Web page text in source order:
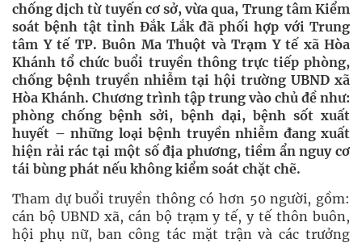
chống dịch từ tuyến cơ sở, vừa qua, Trung tâm Kiểm
soát bệnh tật tỉnh Đắk Lắk đã phối hợp với Trung
tâm Y tế TP. Buôn Ma Thuột và Trạm Y tế xã Hòa
Khánh tổ chức buổi truyền thông trực tiếp phòng,
chống bệnh truyền nhiễm tại hội trường UBND xã
Hòa Khánh. Chương trình tập trung vào chủ đề như:
phòng chống bệnh sởi, bệnh dại, bệnh sốt xuất
huyết – những loại bệnh truyền nhiễm đang xuất
hiện rải rác tại một số địa phương, tiềm ẩn nguy cơ
tái bùng phát nếu không kiểm soát chặt chẽ.
Tham dự buổi truyền thông có hơn 50 người, gồm:
cán bộ UBND xã, cán bộ trạm y tế, y tế thôn buôn,
hội phụ nữ, ban công tác mặt trận và các trưởng